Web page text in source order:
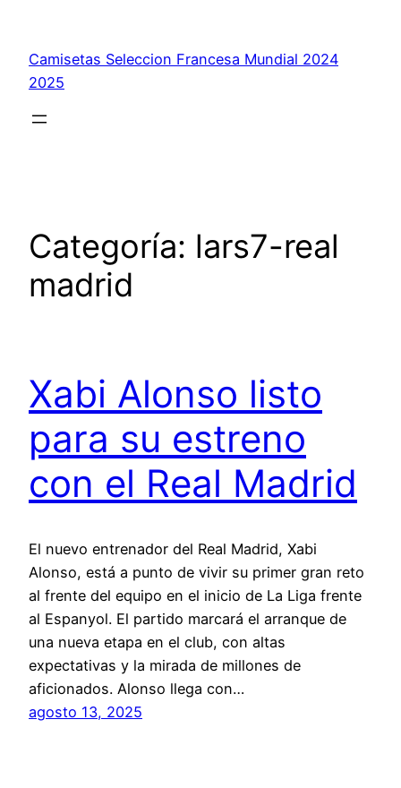
contenido
Camisetas Seleccion Francesa Mundial 2024
2025
Categoría: lars7-real
madrid
Xabi Alonso listo
para su estreno
con el Real Madrid
El nuevo entrenador del Real Madrid, Xabi
Alonso, está a punto de vivir su primer gran reto
al frente del equipo en el inicio de La Liga frente
al Espanyol. El partido marcará el arranque de
una nueva etapa en el club, con altas
expectativas y la mirada de millones de
aficionados. Alonso llega con…
agosto 13, 2025